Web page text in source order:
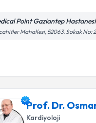
Point Gaziantep Hastanesi
Mahallesi, 52063. Sokak No:
Prof. Dr.
Kardiyoloji